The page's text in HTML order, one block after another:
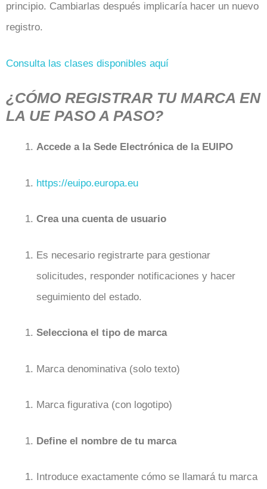
principio. Cambiarlas después implicaría hacer un nuevo
registro.
Consulta las clases disponibles aquí
¿CÓMO REGISTRAR TU MARCA EN
LA UE PASO A PASO?
Accede a la Sede Electrónica de la EUIPO
https://euipo.europa.eu
Crea una cuenta de usuario
Es necesario registrarte para gestionar
solicitudes, responder notificaciones y hacer
seguimiento del estado.
Selecciona el tipo de marca
Marca denominativa (solo texto)
Marca figurativa (con logotipo)
Define el nombre de tu marca
Introduce exactamente cómo se llamará tu marca